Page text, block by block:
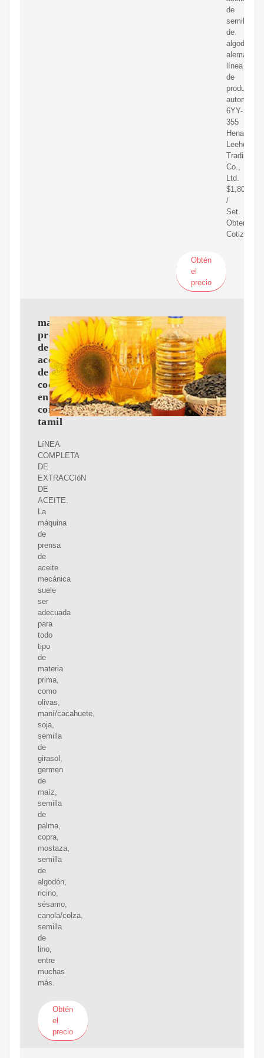
de
semilla
de
algodón
alemán,
línea
de
producción
6YY-
355
Henan
Leeho
Trading
Co.,
Ltd.
/
Set.
Obtener
Cotización
Obtén
el
precio
maquina
procesadora
de
aceite
de
coco
en
coimbatore
tamil
LíNEA
COMPLETA
DE
EXTRACCIóN
DE
ACEITE.
La
máquina
de
prensa
de
aceite
mecánica
suele
ser
adecuada
para
todo
tipo
de
materia
prima,
como
olivas,
maní/cacahuete,
soja,
semilla
de
girasol,
germen
de
maíz,
semilla
de
palma,
copra,
mostaza,
semilla
de
algodón,
ricino,
sésamo,
canola/colza,
semilla
de
lino,
entre
muchas
más.
Obtén
el
precio